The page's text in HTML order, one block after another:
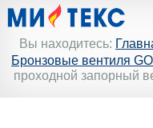
Вы находитесь:
Бронзовые вентиля
проходной запорный